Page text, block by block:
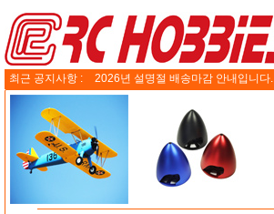
최근 공지사항 : 2026년 설명절 배송마감 안내입니다.